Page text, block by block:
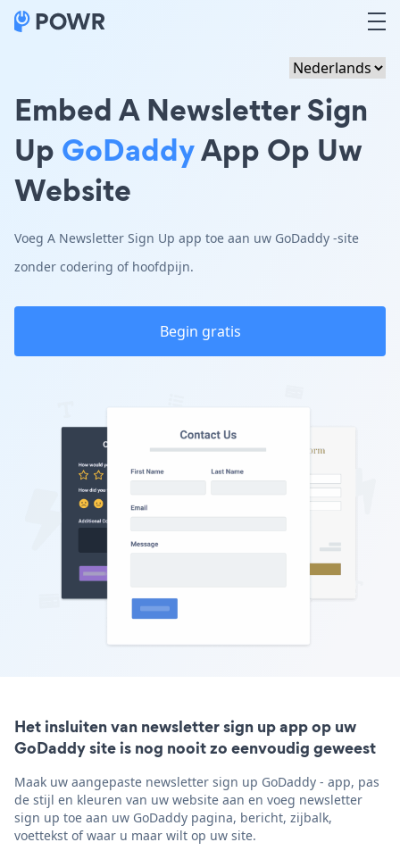
Embed A Newsletter Sign
Up GoDaddyApp Op Uw
Website
Voeg A Newsletter Sign Up app toe aan uw GoDaddy -site
zonder codering of hoofdpijn.
Begin gratis
Het insluiten van newsletter sign up app op uw
GoDaddy site is nog nooit zo eenvoudig geweest
Maak uw aangepaste newsletter sign up GoDaddy - app, pas
de stijl en kleuren van uw website aan en voeg newsletter
sign up toe aan uw GoDaddy pagina, bericht, zijbalk,
voettekst of waar u maar wilt op uw site.